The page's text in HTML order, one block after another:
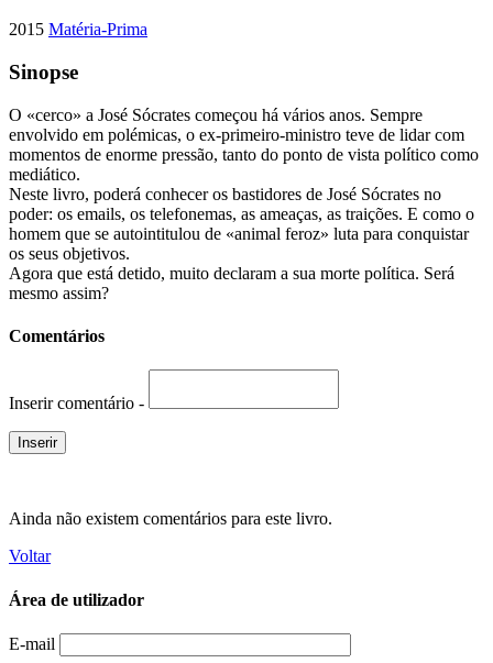
2015 Matéria-Prima
Sinopse
O «cerco» a José Sócrates começou há vários anos. Sempre
envolvido em polémicas, o ex-primeiro-ministro teve de lidar com
momentos de enorme pressão, tanto do ponto de vista político como
mediático.
Neste livro, poderá conhecer os bastidores de José Sócrates no
poder: os emails, os telefonemas, as ameaças, as traições. E como o
homem que se autointitulou de «animal feroz» luta para conquistar
os seus objetivos.
Agora que está detido, muito declaram a sua morte política. Será
mesmo assim?
Comentários
Inserir comentário -
Ainda não existem comentários para este livro.
Voltar
Área de utilizador
E-mail